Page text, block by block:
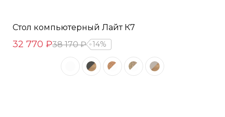
Стол компьютерный Лайт К7
32 770 ₽38 170 ₽ 14%